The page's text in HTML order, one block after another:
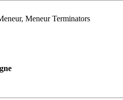
Meneur Terminators